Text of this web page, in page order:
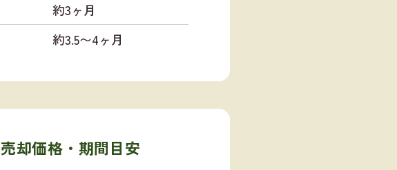
約3ヶ月
約3.5〜4ヶ月
売却価格・期間目安